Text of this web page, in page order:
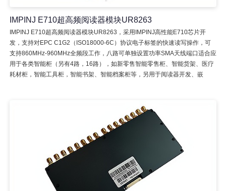
IMPINJ E710超高频阅读器模块UR8263
IMPINJ E710超高频阅读器模块UR8263，采用IMPINJ高性能E710芯片开
发，支持对EPC C1G2（ISO18000-6C）协议电子标签的快速读写操作，可
支持860MHz-960MHz全频段工作，八路可单独设置功率SMA天线端口适合应
用于各类智能柜（另有4路，16路），如新零售智能零售柜、智能货架、医疗
耗材柜，智能工具柜，智能书架、智能档案柜等，另用于阅读器开发、嵌